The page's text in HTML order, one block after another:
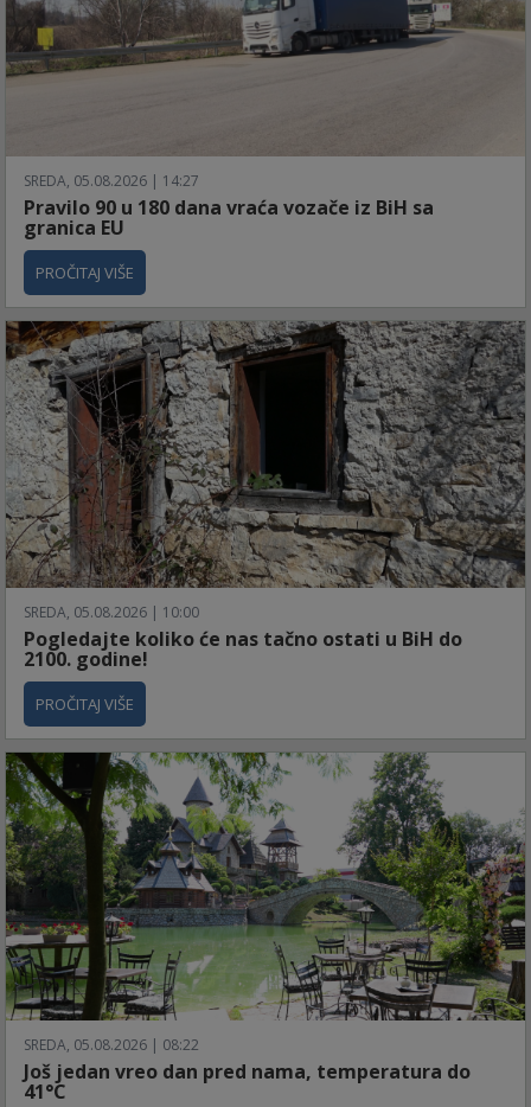
SREDA, 05.08.2026 | 14:27
Pravilo 90 u 180 dana vraća vozače iz BiH sa
granica EU
PROČITAJ VIŠE
SREDA, 05.08.2026 | 10:00
Pogledajte koliko će nas tačno ostati u BiH do
2100. godine!
PROČITAJ VIŠE
SREDA, 05.08.2026 | 08:22
Još jedan vreo dan pred nama, temperatura do
41°C